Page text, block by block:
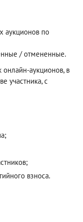
аукционов по
/ отмененные.
аукционов, в
участника, с
взноса.